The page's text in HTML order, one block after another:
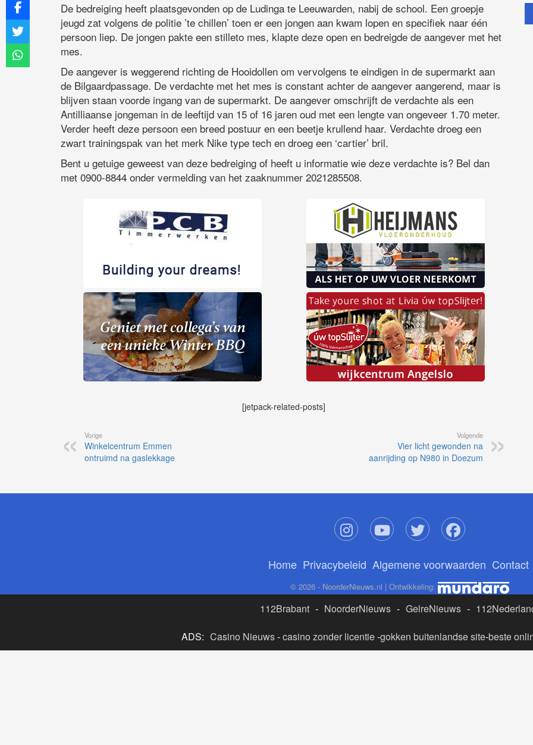
De bedreiging heeft plaatsgevonden op de Ludinga te Leeuwarden, nabij de school. Een groepje
jeugd zat volgens de politie ’te chillen’ toen er een jongen aan kwam lopen en specifiek naar één
persoon liep. De jongen pakte een stilleto mes, klapte deze open en bedreigde de aangever met het
mes.
De aangever is weggerend richting de Hooidollen om vervolgens te eindigen in de supermarkt aan
de Bilgaardpassage. De verdachte met het mes is constant achter de aangever aangerend, maar is
blijven staan voorde ingang van de supermarkt. De aangever omschrijft de verdachte als een
Antilliaanse jongeman in de leeftijd van 15 of 16 jaren oud met een lengte van ongeveer 1.70 meter.
Verder heeft deze persoon een breed postuur en een beetje krullend haar. Verdachte droeg een
zwart trainingspak van het merk Nike type tech en droeg een ‘cartier’ bril.
Bent u getuige geweest van deze bedreiging of heeft u informatie wie deze verdachte is? Bel dan
met 0900-8844 onder vermelding van het zaaknummer 2021285508.
[jetpack-related-posts]
Vorige
Winkelcentrum Emmen
ontruimd na gaslekkage
Volgende
Vier licht gewonden na
aanrijding op N980 in Doezum
Home Privacybeleid Algemene voorwaarden Contact
© 2026 - NoorderNieuws.nl | Ontwikkeling:
112Brabant - NoorderNieuws - GelreNieuws -
ADS: Casino Nieuws-casino zonder licentie-gokken buitenlandse site-beste